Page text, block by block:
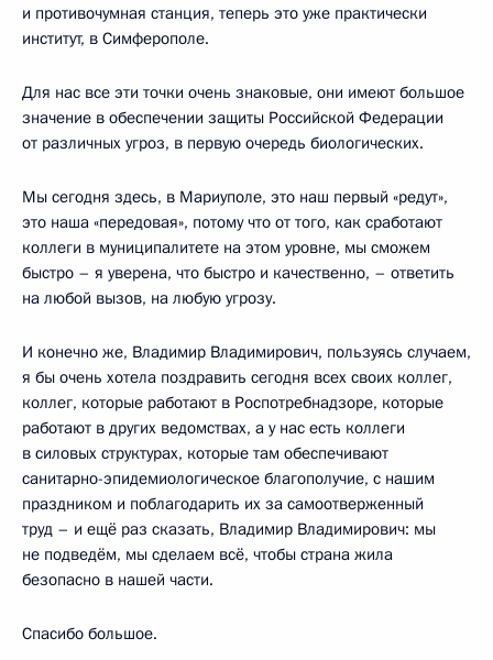
и противочумная станция, теперь это уже практически
институт, в Симферополе.
Для нас все эти точки очень знаковые, они имеют большое
значение в обеспечении защиты Российской Федерации
от различных угроз, в первую очередь биологических.
Мы сегодня здесь, в Мариуполе, это наш первый «редут»,
это наша «передовая», потому что от того, как сработают
коллеги в муниципалитете на этом уровне, мы сможем
быстро – я уверена, что быстро и качественно, – ответить
на любой вызов, на любую угрозу.
И конечно же, Владимир Владимирович, пользуясь случаем,
я бы очень хотела поздравить сегодня всех своих коллег,
коллег, которые работают в Роспотребнадзоре, которые
работают в других ведомствах, а у нас есть коллеги
в силовых структурах, которые там обеспечивают
санитарно-эпидемиологическое благополучие, с нашим
праздником и поблагодарить их за самоотверженный
труд – и ещё раз сказать, Владимир Владимирович: мы
не подведём, мы сделаем всё, чтобы страна жила
безопасно в нашей части.
Спасибо большое.